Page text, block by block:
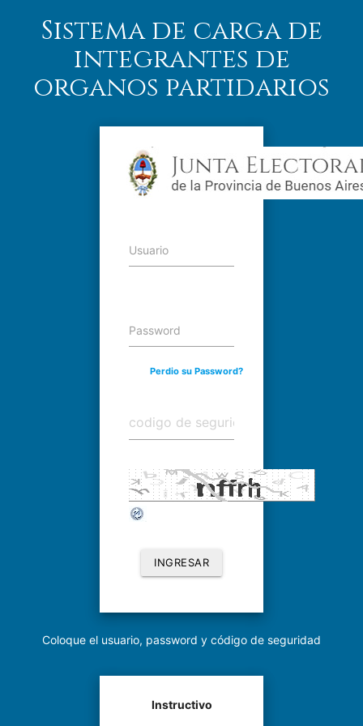
Sistema de carga de
integrantes de
organos partidarios
Usuario
Password
Perdio su Password?
INGRESAR
Coloque el usuario, password y código de seguridad
Instructivo